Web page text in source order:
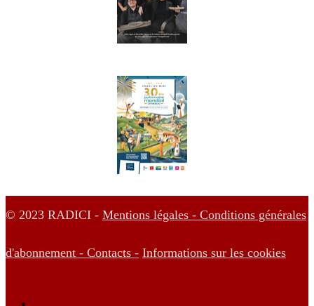
© 2023 RADICI - Mentions légales - Conditions générales
d'abonnement - Contacts - Informations sur les cookies